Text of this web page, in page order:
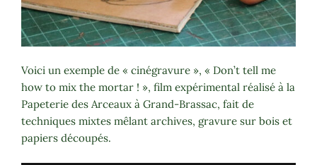
Voici un exemple de « cinégravure », « Don’t tell me
how to mix the mortar ! », film expérimental réalisé à la
Papeterie des Arceaux à Grand-Brassac, fait de
techniques mixtes mêlant archives, gravure sur bois et
papiers découpés.